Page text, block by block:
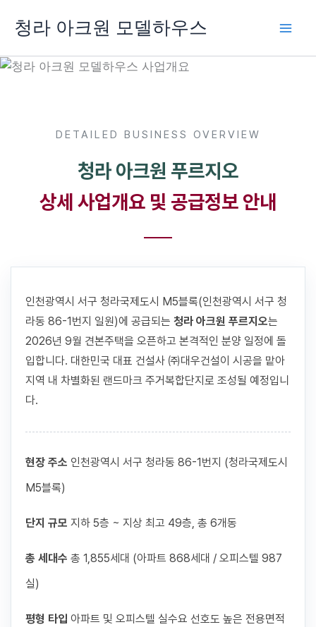
로
청라 아크원 모델하우스
DETAILED BUSINESS OVERVIEW
청라 아크원 푸르지오
상세 사업개요 및 공급정보 안내
인천광역시 서구 청라국제도시 M5블록(인천광역시 서구 청
라동 86-1번지 일원)에 공급되는 청라 아크원 푸르지오는
2026년 9월 견본주택을 오픈하고 본격적인 분양 일정에 돌
입합니다. 대한민국 대표 건설사 ㈜대우건설이 시공을 맡아
지역 내 차별화된 랜드마크 주거복합단지로 조성될 예정입니
다.
현장 주소 인천광역시 서구 청라동 86-1번지 (청라국제도시
M5블록)
단지 규모 지하 5층 ~ 지상 최고 49층, 총 6개동
총 세대수 총 1,855세대 (아파트 868세대 / 오피스텔 987
실)
평형 타입 아파트 및 오피스텔 실수요 선호도 높은 전용면적